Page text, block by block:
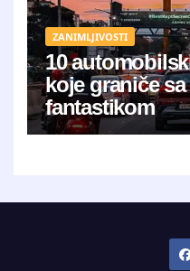
ZANIMLJIVOSTI
10
koje graniče
fantastikom